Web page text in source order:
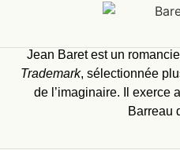
Jean Baret est un
Trademark, sélectionnée
de l’imaginaire. Il exerce
Barreau